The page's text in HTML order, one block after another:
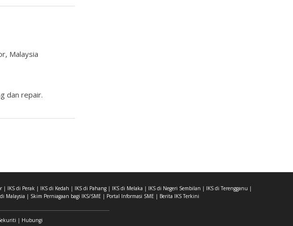
Malaysia
dan repair.
| IKS di Perak | IKS di Kedah | IKS di Pahang| IKS di Melaka | IKS di Negeri Sembilan | IKS di Terengganu |
Malaysia | Skim Perniagaan bagi IKS/SME | Portal Informasi SME | Berita IKS Terkini
| Hubungi